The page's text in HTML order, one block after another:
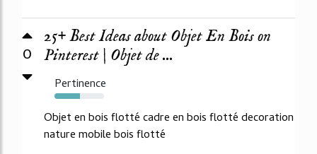
0
25+ Best Ideas about Objet En Bois on
Pinterest | Objet de ...
Pertinence
52%
Objet en bois flotté cadre en bois flotté decoration
nature mobile bois flotté